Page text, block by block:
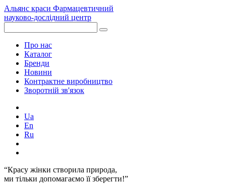
Альянс краси Фармацевтичний
науково-дослідний центр
Про нас
Каталог
Бренди
Новини
Контрактне виробництво
Зворотній зв'язок
Ua
En
Ru
“Красу жінки створила природа,
ми тільки допомагаємо її зберегти!”